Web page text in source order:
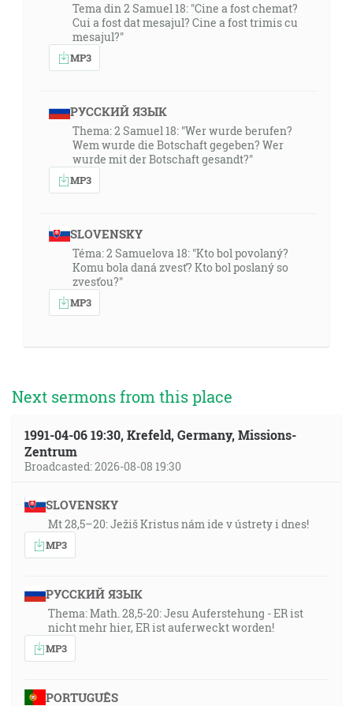
Tema din 2 Samuel 18: "Cine a fost chemat?
Cui a fost dat mesajul? Cine a fost trimis cu
mesajul?"
MP3
РУССКИЙ ЯЗЫК
Thema: 2 Samuel 18: "Wer wurde berufen?
Wem wurde die Botschaft gegeben? Wer
wurde mit der Botschaft gesandt?"
MP3
SLOVENSKY
Téma: 2 Samuelova 18: "Kto bol povolaný?
Komu bola daná zvesť? Kto bol poslaný so
zvesťou?"
MP3
Next sermons from this place
1991-04-06 19:30, Krefeld, Germany, Missions-
Zentrum
Broadcasted: 2026-08-08 19:30
SLOVENSKY
Mt 28,5–20: Ježiš Kristus nám ide v ústrety i dnes!
MP3
РУССКИЙ ЯЗЫК
Thema: Math. 28,5-20: Jesu Auferstehung - ER ist
nicht mehr hier, ER ist auferweckt worden!
MP3
PORTUGUÊS